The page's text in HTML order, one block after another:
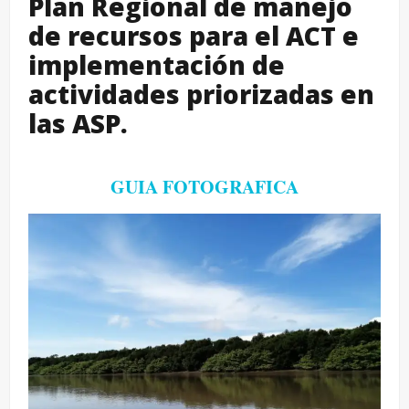
de recursos para el ACT e
implementación de
actividades priorizadas en
las ASP.
GUIA FOTOGRAFICA